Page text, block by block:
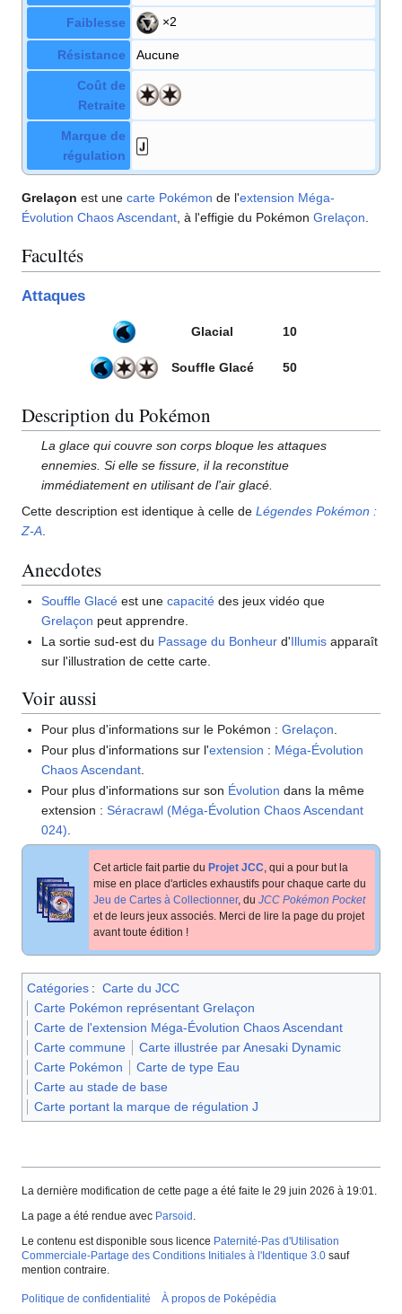
Faiblesse ×2
Résistance Aucune
Coût de
Retraite
Marque de
régulation
Grelaçon est une carte Pokémon de l'extension Méga-
Évolution Chaos Ascendant , à l'effigie du Pokémon Grelaçon
Facultés
Attaques
Glacial 10
Souffle Glacé 50
Description du Pokémon
La glace qui couvre son corps bloque les attaques
ennemies. Si elle se fissure, il la reconstitue
immédiatement en utilisant de l'air glacé.
Cette description est identique à celle de Légendes Pokémon :
Z-A.
Anecdotes
Souffle Glacé est unecapacité des jeux vidéo que
Grelaçon peut apprendre.
La sortie sud-est du Passage du Bonheur d'Illumis apparaît
sur l'illustration de cette carte.
Voir aussi
Pour plus d'informations sur le Pokémon :Grelaçon
Pour plus d'informations sur l'extension : Méga-Évolution
Chaos Ascendant
Pour plus d'informations sur son Évolution dans la même
extension :Séracrawl (Méga-Évolution Chaos Ascendant
024).
Cet article fait partie du Projet JCC, qui a pour but la
mise en place d'articles exhaustifs pour chaque carte du
Jeu de Cartes à Collectionner, du JCC Pokémon Pocket
et de leurs jeux associés. Merci de lire la page du projet
avant toute édition !
Catégories : Carte du JCC
Carte Pokémon représentant Grelaçon
Carte de l'extension Méga-Évolution Chaos Ascendant
Carte commune
Carte illustrée par Anesaki Dynamic
Carte Pokémon
Carte de type Eau
Carte au stade de base
Carte portant la marque de régulation J
La dernière modification de cette page a été faite le 29 juin 2026 à 19:01.
La page a été rendue avec Parsoid .
Le contenu est disponible sous licence Paternité-Pas d'Utilisation
Commerciale-Partage des Conditions Initiales à l'Identique 3.0 sauf
mention contraire.
Politique de confidentialité À propos de Poképédia